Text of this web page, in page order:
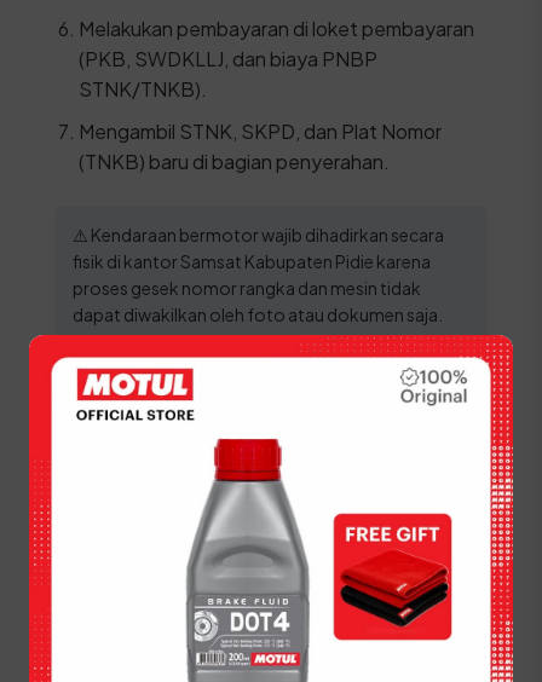
Melakukan pembayaran di loket pembayaran
(PKB, SWDKLLJ, dan biaya PNBP
STNK/TNKB).
Mengambil STNK, SKPD, dan Plat Nomor
(TNKB) baru di bagian penyerahan.
⚠️ Kendaraan bermotor wajib dihadirkan secara
fisik di kantor Samsat Kabupaten Pidie karena
proses gesek nomor rangka dan mesin tidak
dapat diwakilkan oleh foto atau dokumen saja.
Prosedur Balik Nama
Kendaraan (BBN II) di
Kabupaten Pidie
Melakukan balik nama sangat penting bagi warga
Kabupaten Pidie yang baru saja membeli
kendaraan bekas agar legalitas kepemilikan
menjadi sah atas nama sendiri dan
mempermudah urusan administratif di masa